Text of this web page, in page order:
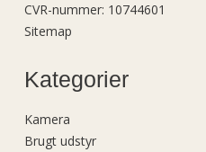
CVR-nummer: 10744601
Sitemap
Kategorier
Kamera
Brugt udstyr